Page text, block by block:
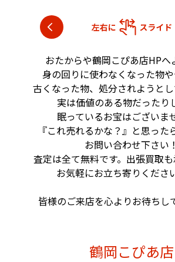
おたからや鶴岡こぴあ店HPへ
身の回りに使わなくなった物
古くなった物、 処分されようとし
実は価値のある物だったり
眠っているお宝はございま
『これ売れるかな？』と思った
お問い合わせ下さい！
査定は全て無料です。出張買取も
お気軽にお立ち寄りくださ
皆様のご来店を心よりお待ちし
鶴岡こぴあ店